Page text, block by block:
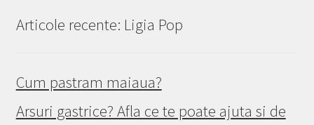
Articole recente: Ligia Pop
Cum pastram maiaua?
Arsuri gastrice? Afla ce te poate ajuta si de